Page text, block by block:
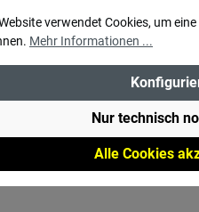
verwendet Cookies, um
Mehr Informationen ...
Alle Cookies
Nur technisch
Packmaße: mit ca. 36
Packmaßspanne
Falttasche wird ohne
Hocker,
Campingschränke